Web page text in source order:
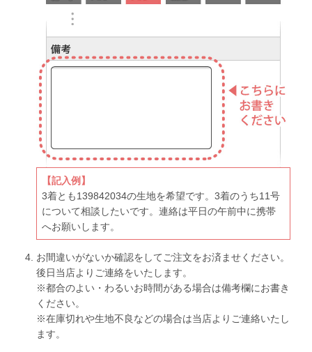
【記入例】
3着とも139842034の生地を希望です。3着のうち11号
について相談したいです。連絡は平日の午前中に携帯
へお願いします。
お間違いがないか確認をしてご注文をお済ませください。
後日当店よりご連絡をいたします。
※都合のよい・わるいお時間がある場合は備考欄にお書き
ください。
※在庫切れや生地不良などの場合は当店よりご連絡いたし
ます。